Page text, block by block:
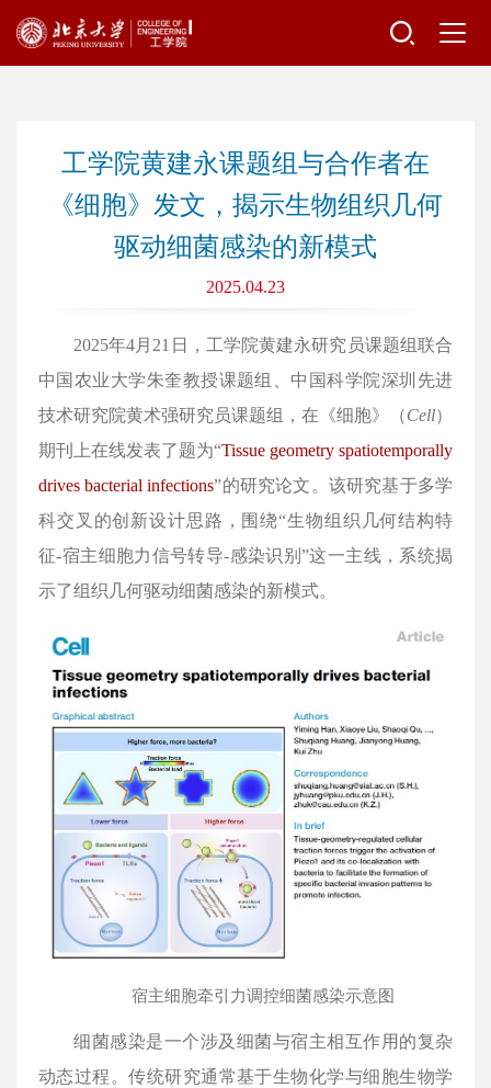
工学院黄建永课题组与合作者在
《细胞》发文，揭示生物组织几何
驱动细菌感染的新模式
2025.04.23
2025年4月21日，工学院黄建永研究员课题组联合
中国农业大学朱奎教授课题组、中国科学院深圳先进
技术研究院黄术强研究员课题组，在《细胞》（Cell）
期刊上在线发表了题为“Tissue geometry spatiotemporally
drives bacterial infections”的研究论文。该研究基于多学
科交叉的创新设计思路，围绕“生物组织几何结构特
征-宿主细胞力信号转导-感染识别”这一主线，系统揭
示了组织几何驱动细菌感染的新模式。
宿主细胞牵引力调控细菌感染示意图
细菌感染是一个涉及细菌与宿主相互作用的复杂
动态过程。传统研究通常基于生物化学与细胞生物学